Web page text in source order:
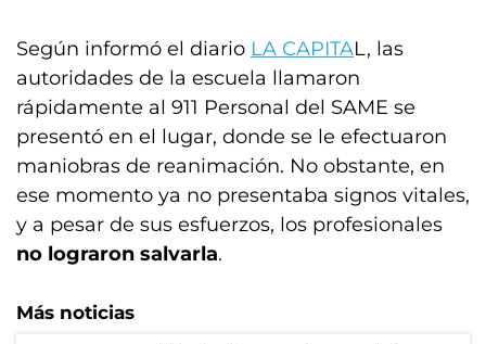
Según informó el diario LA CAPITAL, las
autoridades de la escuela llamaron
rápidamente al 911 Personal del SAME se
presentó en el lugar, donde se le efectuaron
maniobras de reanimación. No obstante, en
ese momento ya no presentaba signos vitales,
y a pesar de sus esfuerzos, los profesionales
no lograron salvarla.
Más noticias